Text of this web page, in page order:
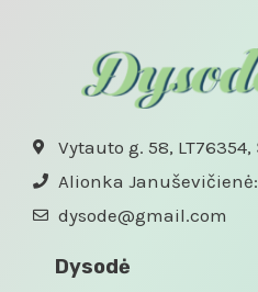
Vytauto g. 58,
Alionka
dysode@gmail.com
Dysodė